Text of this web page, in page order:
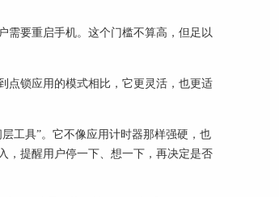
需要重启手机。这个门槛不算高，但足以
点锁应用的模式相比，它更灵活，也更适
工具”。它不像应用计时器那样强硬，也
，提醒用户停一下、想一下，再决定是否